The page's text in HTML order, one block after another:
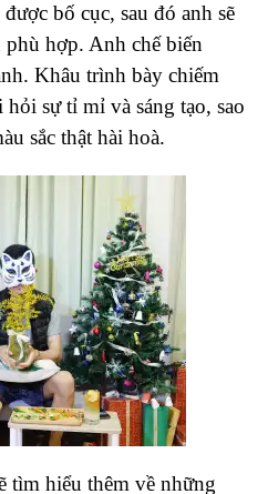
bố cục, sau đó anh sẽ
hợp. Anh chế biến
Khâu trình bày chiếm
sự tỉ mỉ và sáng tạo, sao
sắc thật hài hoà.
tìm hiểu thêm về những